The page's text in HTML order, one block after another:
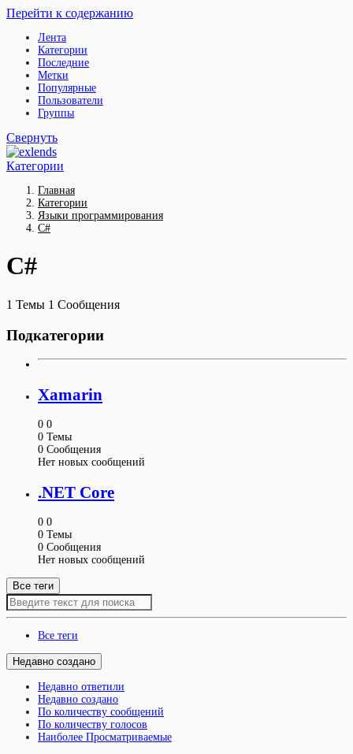
Перейти к содержанию
Лента
Категории
Последние
Метки
Популярные
Пользователи
Группы
Свернуть
Категории
Главная
Категории
Языки программирования
C#
C#
1 Темы 1 Сообщения
Подкатегории
Xamarin
0 0
0 Темы
0 Сообщения
Нет новых сообщений
.NET Core
0 0
0 Темы
0 Сообщения
Нет новых сообщений
Все теги
Все теги
Недавно создано
Недавно ответили
Недавно создано
По количеству сообщений
По количеству голосов
Наиболее Просматриваемые